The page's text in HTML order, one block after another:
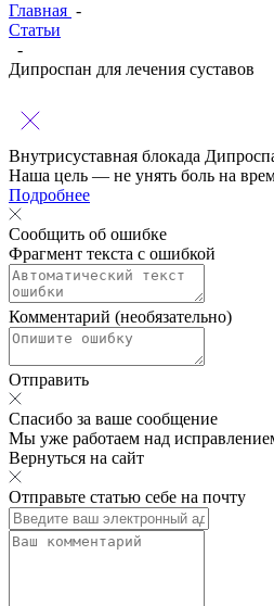
Главная -
Статьи
-
Дипроспан для лечения суставов
Внутрисуставная блокада
Наша цель — не унять боль на
Подробнее
Сообщить об ошибке
Фрагмент текста с ошибкой
Комментарий (необязательно)
Отправить
Спасибо за ваше сообщение
Мы уже работаем над
Вернуться на сайт
Отправьте статью себе на почту